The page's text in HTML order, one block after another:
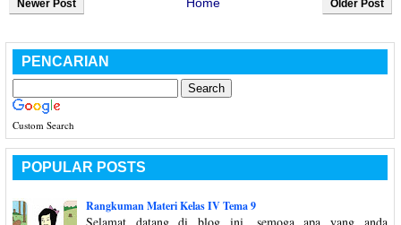
Newer Post Older Post
Home
PENCARIAN
Custom Search
POPULAR POSTS
Rangkuman Materi Kelas IV Tema 9